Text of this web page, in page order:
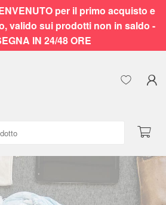
per il primo acquisto e
valido sui prodotti non in saldo -
IN 24/48 ORE